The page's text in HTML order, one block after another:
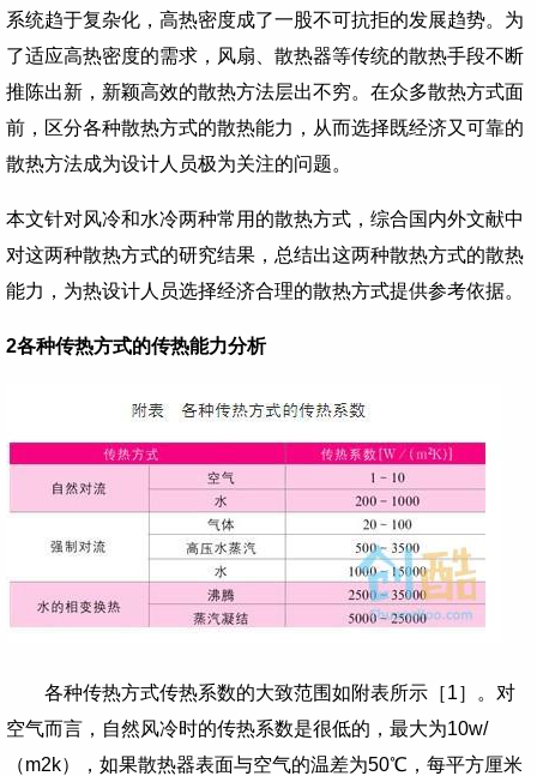
系统趋于复杂化，高热密度成了一股不可抗拒的发展趋势。为
了适应高热密度的需求，风扇、散热器等传统的散热手段不断
推陈出新，新颖高效的散热方法层出不穷。在众多散热方式面
前，区分各种散热方式的散热能力，从而选择既经济又可靠的
散热方法成为设计人员极为关注的问题。
本文针对风冷和水冷两种常用的散热方式，综合国内外文献中
对这两种散热方式的研究结果，总结出这两种散热方式的散热
能力，为热设计人员选择经济合理的散热方式提供参考依据。
2各种传热方式的传热能力分析
各种传热方式传热系数的大致范围如附表所示［1］。对
空气而言，自然风冷时的传热系数是很低的，最大为10w/
（m2k），如果散热器表面与空气的温差为50℃，每平方厘米